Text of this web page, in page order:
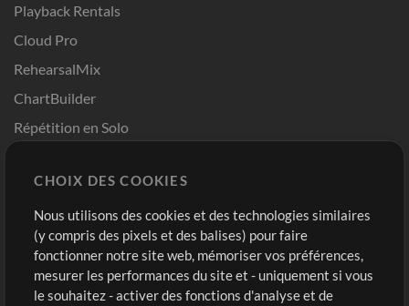
Playback Rentals
Cloud Pro
RehearsalMix
ChartBuilder
Répétition en Solo
Modèles ProPresenter
Sons
Boutique
Acheter des crédits
Compte
Connexion
CHOIX DES COOKIES
Nous utilisons des cookies et des technologies similaires
(y compris des pixels et des balises) pour faire
fonctionner notre site web, mémoriser vos préférences,
mesurer les performances du site et - uniquement si vous
le souhaitez - activer des fonctions d'analyse et de